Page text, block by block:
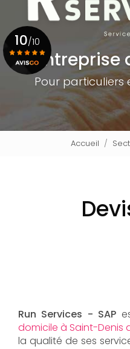
Entreprise
Pour particuliers
10/10
Voir le certificat
Accueil
Run Services - SAP
domicile à Saint-Denis
la qualité de ses